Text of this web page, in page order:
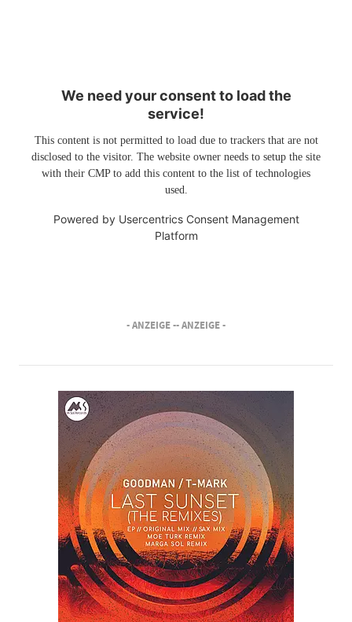
We need your consent to load the
service!
This content is not permitted to load due to trackers that are not
disclosed to the visitor. The website owner needs to setup the site
with their CMP to add this content to the list of technologies
used.
Powered by Usercentrics Consent Management
Platform
- ANZEIGE -- ANZEIGE -